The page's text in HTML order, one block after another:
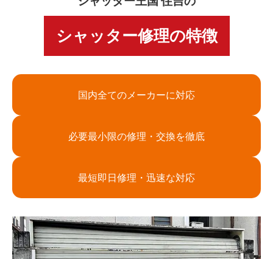
シャッター修理の特徴
国内全てのメーカーに対応
必要最小限の修理・交換を徹底
最短即日修理・迅速な対応